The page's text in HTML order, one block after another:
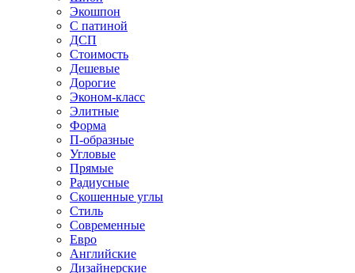
Экошпон
С патиной
ДСП
Стоимость
Дешевые
Дорогие
Эконом-класс
Элитные
Форма
П-образные
Угловые
Прямые
Радиусные
Скошенные углы
Стиль
Современные
Евро
Английские
Дизайнерские